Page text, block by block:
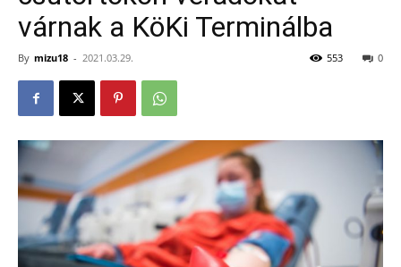
várnak a KöKi Terminálba
By mizu18 - 2021.03.29. 0
553